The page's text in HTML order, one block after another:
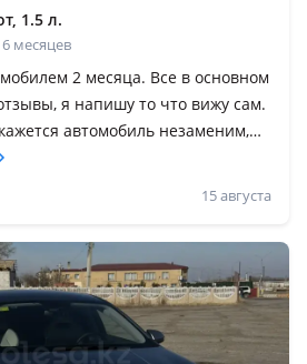
1.5 л.
месяцев
2 месяца. Все в основном
я напишу то что вижу сам.
автомобиль незаменим,
расход и т. Д. Но всем
и посмотреть на нее уже
кстати хотел сказать, что
(компания Seven Cars).
самая простая. Так вот. Первый
быстрой зарядки (говорят есть
только с медленной)
электричества по 3 часа,
15 августа